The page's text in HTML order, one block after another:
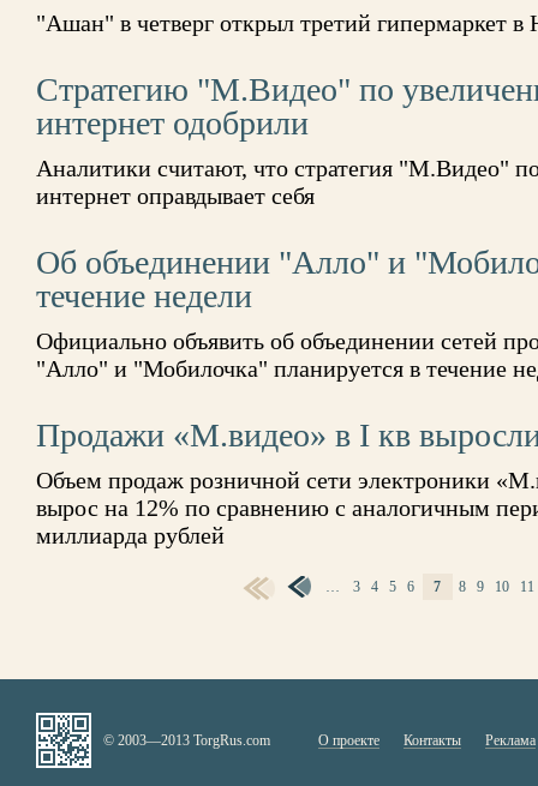
"Ашан" в четверг открыл третий гипермаркет
Стратегию "М.Видео" по
интернет одобрили
Аналитики считают, что стратегия "М.Видео"
интернет оправдывает себя
Об объединении "Алло" и
течение недели
Официально объявить об объединении сетей
"Алло" и "Мобилочка" планируется в течение
Продажи «М.видео» в I кв
Объем продаж розничной сети электроники
вырос на 12% по сравнению с аналогичным
миллиарда рублей
… 3 4 5 6 7 8 9 10 11
© 2003—2013 TorgRus.com О проекте Контакты Реклама